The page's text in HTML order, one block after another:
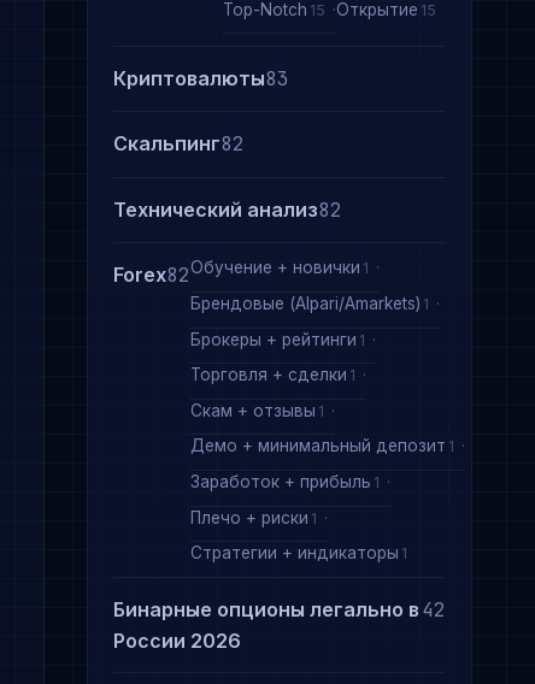
Top-Notch 15 Открытие 15
Криптовалюты83
Скальпинг82
Технический анализ82
Forex82Обучение + новички 1
Брендовые (Alpari/Amarkets) 1
Брокеры + рейтинги 1
Торговля + сделки 1
Скам + отзывы 1
Демо + минимальный депозит 1
Заработок + прибыль 1
Плечо + риски 1
Стратегии + индикаторы 1
Бинарные опционы легально в
России 2026
42